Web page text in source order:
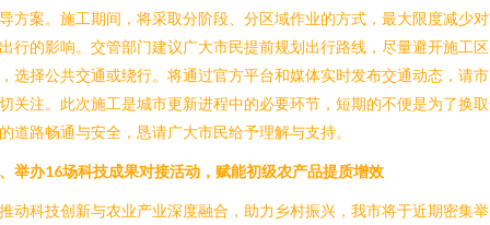
方案。施工期间，将采取分阶段、分区域作业的方式，最大限度减少
行的影响。交管部门建议广大市民提前规划出行路线，尽量避开施工区
选择公共交通或绕行。将通过官方平台和媒体实时发布交通动态，请
关注。此次施工是城市更新进程中的必要环节，短期的不便是为了换
道路畅通与安全，恳请广大市民给予理解与支持。
举办16场科技成果对接活动，赋能初级农产品提质增效
动科技创新与农业产业深度融合，助力乡村振兴，我市将于近期密集